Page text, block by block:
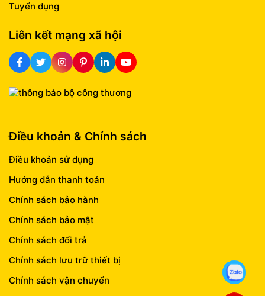
Tuyển dụng
Liên kết mạng xã hội
Điều khoản & Chính sách
Điều khoản sử dụng
Hướng dẫn thanh toán
Chính sách bảo hành
Chính sách bảo mật
Chính sách đổi trả
Chính sách lưu trữ thiết bị
Chính sách vận chuyển